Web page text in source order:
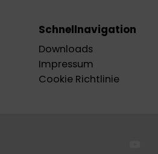
Schnellnavigation
Downloads
Impressum
Cookie Richtlinie